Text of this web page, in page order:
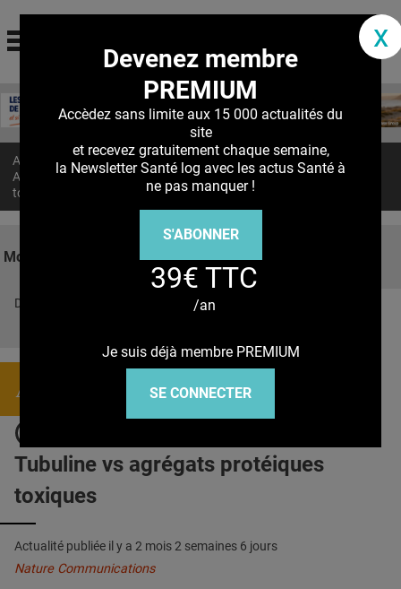
Jump to navigation
La communauté des professionnels de santé
MON COMPTE
S'ABONNER À LA REVUE SOIN À DOMICILE
E-REVUE SAD
PUBLICITÉ
CRÉDITS
Accueil > Actualités
ALZHEIMER, PARKINSON : Tubuline vs agrégats protéiques
toxiques
Mots clés
Découvrez nos réseaux sociaux
Actualités
Tubuline vs agrégats protéiques
toxiques
Actualité publiée il y a 2 mois 2 semaines 6 jours
Nature Communications
x
Devenez membre
PREMIUM
Accèdez sans limite aux 15 000 actualités du
site
et recevez gratuitement chaque semaine,
la Newsletter Santé log avec les actus Santé à
ne pas manquer !
S'ABONNER
39€ TTC
/an
Je suis déjà membre PREMIUM
SE CONNECTER